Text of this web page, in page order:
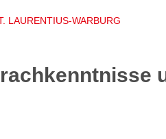
LAURENTIUS-WARBURG